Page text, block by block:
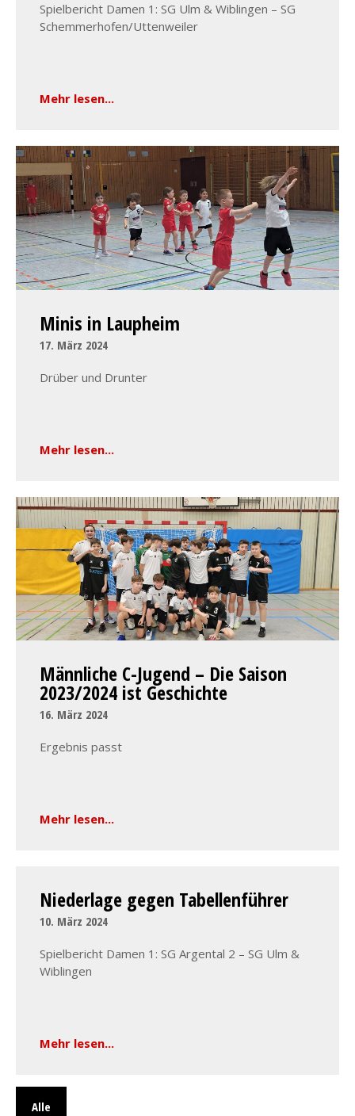
Spielbericht Damen 1: SG Ulm & Wiblingen – SG
Schemmerhofen/Uttenweiler
Mehr lesen...
Minis in Laupheim
17. März 2024
Drüber und Drunter
Mehr lesen...
Männliche C-Jugend – Die Saison
2023/2024 ist Geschichte
16. März 2024
Ergebnis passt
Mehr lesen...
Niederlage gegen Tabellenführer
10. März 2024
Spielbericht Damen 1: SG Argental 2 – SG Ulm &
Wiblingen
Mehr lesen...
Alle